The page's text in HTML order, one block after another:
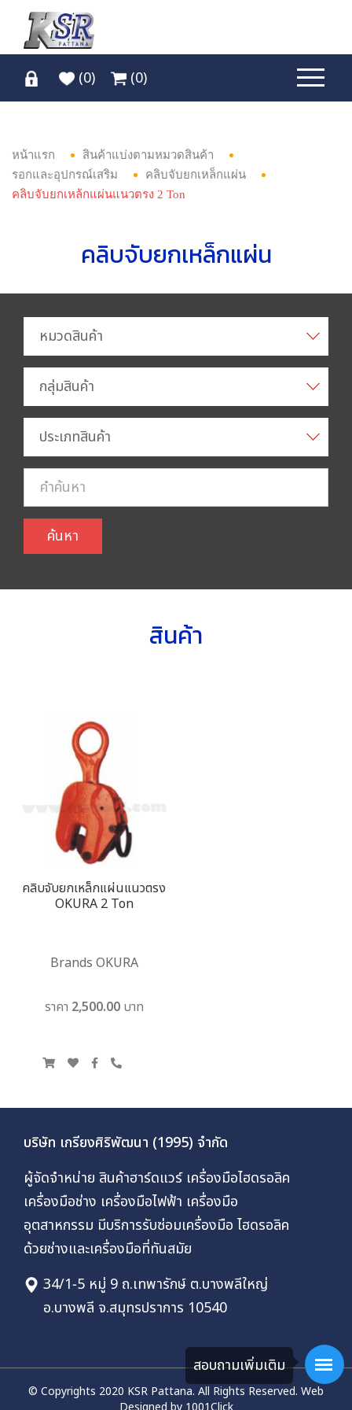
(0) (0)
หน้าแรก
สินค้าแบ่งตามหมวดสินค้า
รอกและอุปกรณ์เสริม
คลิบจับยกเหล็กแผ่น
คลิบจับยกเหล้กแผ่นแนวตรง 2 Ton
คลิบจับยกเหล็กแผ่น
หมวดสินค้า
กลุ่มสินค้า
ประเภทสินค้า
ค้นหา
สินค้า
คลิบจับยกเหล็กแผ่นแนวตรง
OKURA 2 Ton
Brands OKURA
ราคา 2,500.00 บาท
บริษัท เกรียงศิริพัฒนา (1995) จำกัด
ผู้จัดจำหน่าย สินค้าฮาร์ดแวร์ เครื่องมือไฮดรอลิค
เครื่องมือช่าง เครื่องมือไฟฟ้า เครื่องมือ
อุตสาหกรรม มีบริการรับซ่อมเครื่องมือ ไฮดรอลิค
ด้วยช่างและเครื่องมือที่ทันสมัย
34/1-5 หมู่ 9 ถ.เทพารักษ์ ต.บางพลีใหญ่
อ.บางพลี จ.สมุทรปราการ 10540
© Copyrights 2020 KSR Pattana. All Rights Reserved. Web
สอบถามเพิ่มเติม